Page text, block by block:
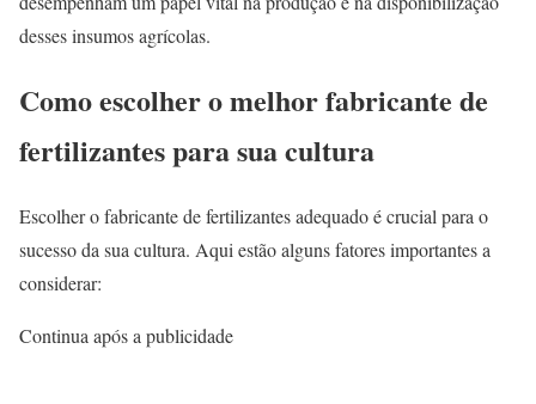
desses insumos agrícolas.
Como escolher o melhor fabricante de
fertilizantes para sua cultura
Escolher o fabricante de fertilizantes adequado é crucial para o
sucesso da sua cultura. Aqui estão alguns fatores importantes a
considerar:
Continua após a publicidade